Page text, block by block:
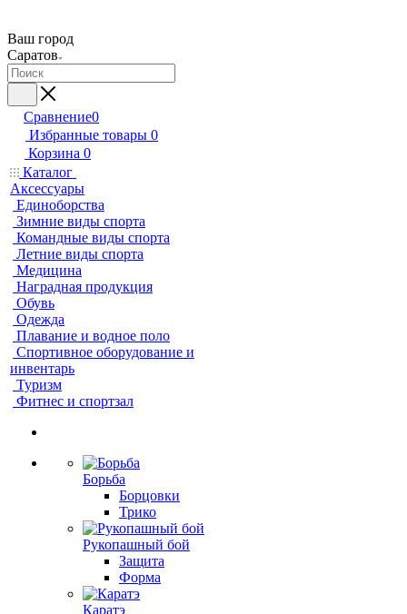
Ваш город
Саратов
Сравнение0
Избранные товары 0
Корзина 0
Каталог
Аксессуары
Единоборства
Зимние виды спорта
Командные виды спорта
Летние виды спорта
Медицина
Наградная продукция
Обувь
Одежда
Плавание и водное поло
Спортивное оборудование и
инвентарь
Туризм
Фитнес и спортзал
Борьба
Борцовки
Трико
Рукопашный бой
Защита
Форма
Каратэ